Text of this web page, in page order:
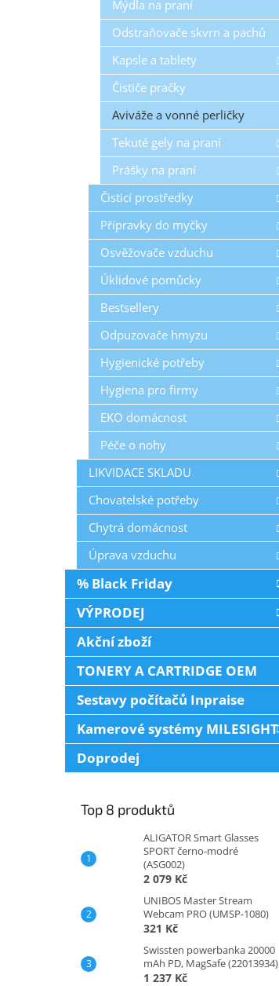
Mýdla na praní
Odstraňovače skvrn a pachů
Kapsle a tablety
Čističe pračky
Aviváže a vonné perličky
Tekuté gely na praní
Prášky na praní
Čisticí prostředky
Přípravky do myčky
Osvěžovače vzduchu
Úklidové pomůcky
Bestsellery
Odpuzovače hmyzu
Hygienické potřeby
Hygiena pro firmy
EKO domácnost
Péče o nohy
LIKVIDACE SKLADU
Chovatelské potřeby
Chytrá domácnost
Úprava vzduchu
% Black Friday
VÝPRODEJ
Akční zboží
TONERY A CARTRIDGE OEM
Sestavy počítačů Inpraise
Kamerové systémy MILESIGHT
Doprodej
Top 8 produktů
ALIGATOR Smart Glasses
SPORT černo-modré
(ASG002)
2 079 Kč
UNIBOS Master Stream
Webcam PRO (UMSP-1080)
321 Kč
Swissten powerbanka 20000
mAh PD, MagSafe (22013934)
1 237 Kč